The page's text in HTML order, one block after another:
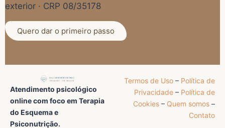
exterior · CRP 08/35178
Quero dar o primeiro passo
Atendimento psicológico
online com foco em Terapia
do Esquema e
Psiconutrição.
Termos de Uso – Política de
Privacidade – Política de
Cookies – Quem somos –
Contato